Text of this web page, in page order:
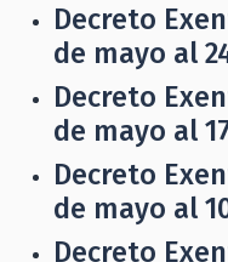
Decreto
de mayo al
Decreto
de mayo al
Decreto
de mayo al
Decreto